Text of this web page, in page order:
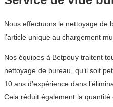
Nous effectuons le nettoyage de
l’article unique au chargement
Nos équipes à Betpouy traitent
nettoyage de bureau, qu’il soit
10 ans d’expérience dans
Cela réduit également la